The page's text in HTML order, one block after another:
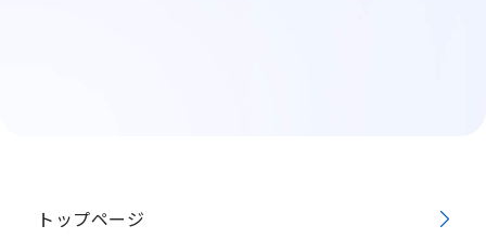
トップページ